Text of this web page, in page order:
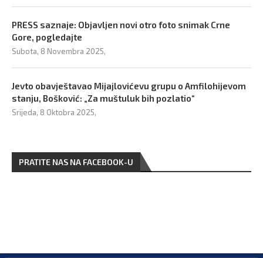
PRESS saznaje: Objavljen novi otro foto snimak Crne
Gore, pogledajte
Subota, 8 Novembra 2025,
Jevto obavještavao Mijajlovićevu grupu o Amfilohijevom
stanju, Bošković: „Za muštuluk bih pozlatio“
Srijeda, 8 Oktobra 2025,
PRATITE NAS NA FACEBOOK-U